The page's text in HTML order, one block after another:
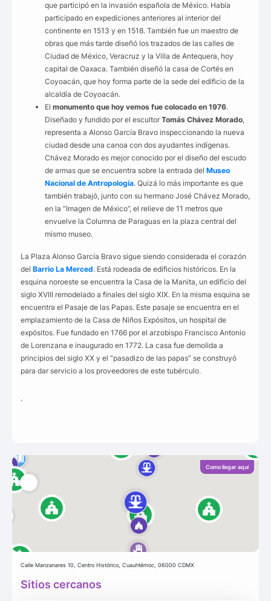
que participó en la invasión española de México. Había
participado en expediciones anteriores al interior del
continente en 1513 y en 1518. También fue un maestro de
obras que más tarde diseñó los trazados de las calles de
Ciudad de México, Veracruz y la Villa de Antequera, hoy
capital de Oaxaca. También diseñó la casa de Cortés en
Coyoacán, que hoy forma parte de la sede del edificio de la
alcaldía de Coyoacán.
El monumento que hoy vemos fue colocado en 1976.
Diseñado y fundido por el escultor Tomás Chávez Morado,
representa a Alonso García Bravo inspeccionando la nueva
ciudad desde una canoa con dos ayudantes indígenas.
Chávez Morado es mejor conocido por el diseño del escudo
de armas que se encuentra sobre la entrada del Museo
Nacional de Antropología. Quizá lo más importante es que
también trabajó, junto con su hermano José Chávez Morado,
en la “Imagen de México”, el relieve de 11 metros que
envuelve la Columna de Paraguas en la plaza central del
mismo museo.
La Plaza Alonso García Bravo sigue siendo considerada el corazón
del Barrio La Merced. Está rodeada de edificios históricos. En la
esquina noroeste se encuentra la Casa de la Manita, un edificio del
siglo XVIII remodelado a finales del siglo XIX. En la misma esquina se
encuentra el Pasaje de las Papas. Este pasaje se encuentra en el
emplazamiento de la Casa de Niños Expósitos, un hospital de
expósitos. Fue fundado en 1766 por el arzobispo Francisco Antonio
de Lorenzana e inaugurado en 1772. La casa fue demolida a
principios del siglo XX y el “pasadizo de las papas” se construyó
para dar servicio a los proveedores de este tubérculo.
.
Como llegar aquí
Calle Manzanares 10, Centro Histórico, Cuauhtémoc, 06000 CDMX
Sitios cercanos